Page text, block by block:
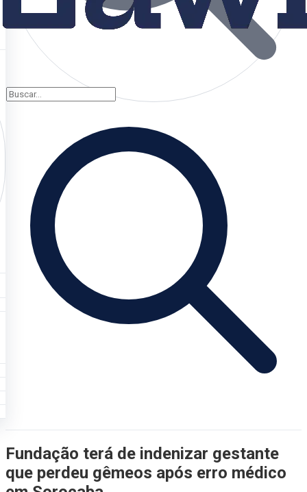
Fundação terá de indenizar gestante
que perdeu gêmeos após erro médico